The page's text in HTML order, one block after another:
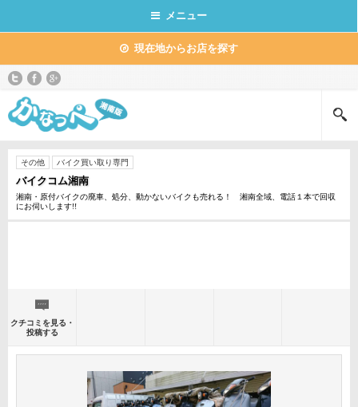
メニュー
現在地からお店を探す
その他 バイク買い取り専門
バイクコム湘南
湘南・原付バイクの廃車、処分、動かないバイクも売れる！ 湘南全域、電話１本で回収
にお伺いします!!
クチコミを見る・
投稿する